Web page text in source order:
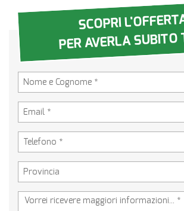
SCOPRI
PER AVERLA